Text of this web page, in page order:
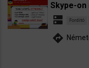
Skype-on
dns Fordító
directions